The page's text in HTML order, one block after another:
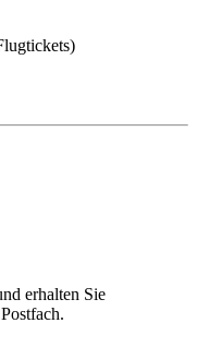
erhalten Sie